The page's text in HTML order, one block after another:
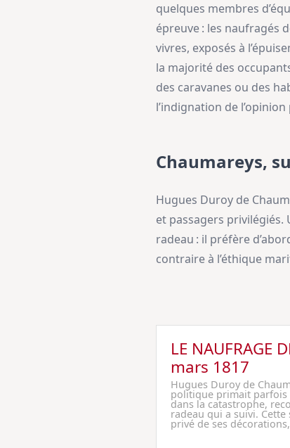
quelques membres
épreuve : les naufragés
vivres, exposés à
la majorité des
des caravanes ou des
l’indignation de
Chaumareys,
Hugues Duroy de
et passagers
radeau : il préfère
contraire à l’éthique
LE NAUFRAGE
mars 1817
Hugues Duroy de
politique primait parfois
dans la catastrophe,
radeau qui a suivi.
privé de ses